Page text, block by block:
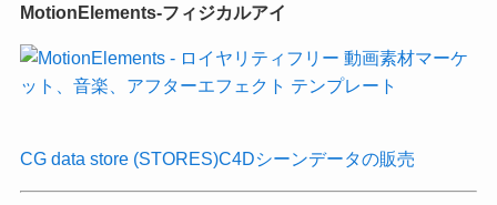
MotionElements-フィジカルアイ
CG data store (STORES)C4Dシーンデータの販売